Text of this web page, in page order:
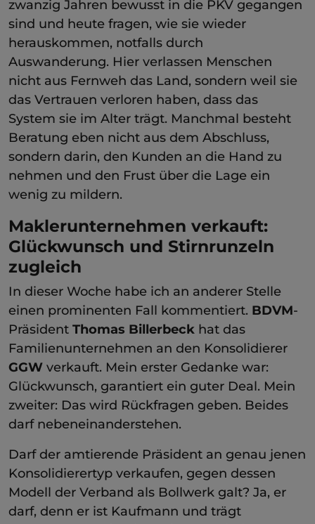
zwanzig Jahren bewusst in die PKV gegangen
sind und heute fragen, wie sie wieder
herauskommen, notfalls durch
Auswanderung. Hier verlassen Menschen
nicht aus Fernweh das Land, sondern weil sie
das Vertrauen verloren haben, dass das
System sie im Alter trägt. Manchmal besteht
Beratung eben nicht aus dem Abschluss,
sondern darin, den Kunden an die Hand zu
nehmen und den Frust über die Lage ein
wenig zu mildern.
Maklerunternehmen verkauft:
Glückwunsch und Stirnrunzeln
zugleich
In dieser Woche habe ich an anderer Stelle
einen prominenten Fall kommentiert. BDVM-
Präsident Thomas Billerbeck hat das
Familienunternehmen an den Konsolidierer
GGW verkauft. Mein erster Gedanke war:
Glückwunsch, garantiert ein guter Deal. Mein
zweiter: Das wird Rückfragen geben. Beides
darf nebeneinanderstehen.
Darf der amtierende Präsident an genau jenen
Konsolidierertyp verkaufen, gegen dessen
Modell der Verband als Bollwerk galt? Ja, er
darf, denn er ist Kaufmann und trägt